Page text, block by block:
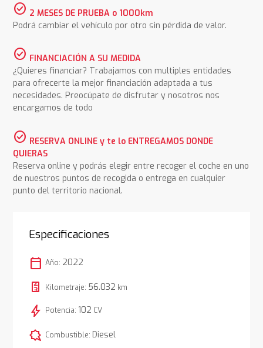
check_circle 2 MESES DE PRUEBA o 1000km
Podrá cambiar el vehículo por otro sin pérdida de valor.
check_circle FINANCIACIÓN A SU MEDIDA
¿Quieres financiar? Trabajamos con multiples entidades
para ofrecerte la mejor financiación adaptada a tus
necesidades. Preocúpate de disfrutar y nosotros nos
encargamos de todo
check_circle RESERVA ONLINE y te lo ENTREGAMOS DONDE
QUIERAS
Reserva online y podrás elegir entre recoger el coche en uno
de nuestros puntos de recogida o entrega en cualquier
punto del territorio nacional.
Especificaciones
calendar_today Año: 2022
Kilometraje: 56.032 km
bolt Potencia: 102 CV
comic_bubble Combustible: Diesel